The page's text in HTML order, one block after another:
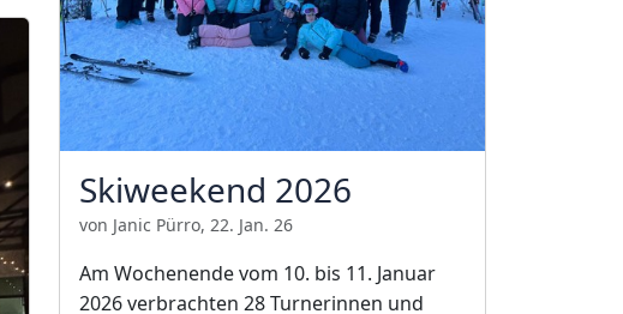
Skiweekend 2026
von Janic Pürro, 22. Jan. 26
Am Wochenende vom 10. bis 11. Januar
2026 verbrachten 28 Turnerinnen und